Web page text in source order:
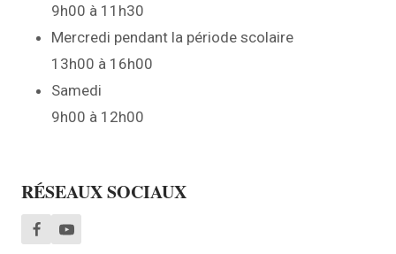
9h00 à 11h30
Mercredi pendant la période scolaire
13h00 à 16h00
Samedi
9h00 à 12h00
RÉSEAUX SOCIAUX